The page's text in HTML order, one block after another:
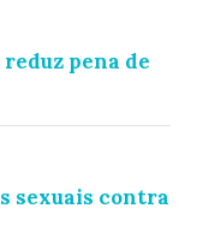
pena de
sexuais contra